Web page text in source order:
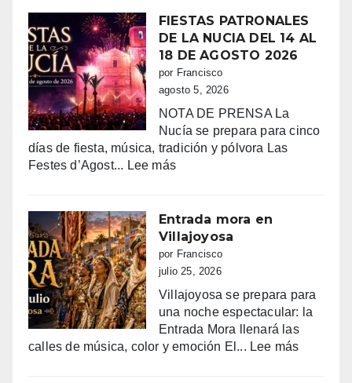
FIESTAS PATRONALES
DE LA NUCIA DEL 14 AL
18 DE AGOSTO 2026
por Francisco
agosto 5, 2026
NOTA DE PRENSA La
Nucía se prepara para cinco
días de fiesta, música, tradición y pólvora Las
Festes d’Agost... Lee más:
DE
LA
NUCIA
DEL
AL
18
DE
AGOSTO
Entrada mora en
Villajoyosa
por Francisco
julio 25, 2026
Villajoyosa se prepara para
una noche espectacular: la
Entrada Mora llenará las
calles de música, color y emoción El... Lee más: